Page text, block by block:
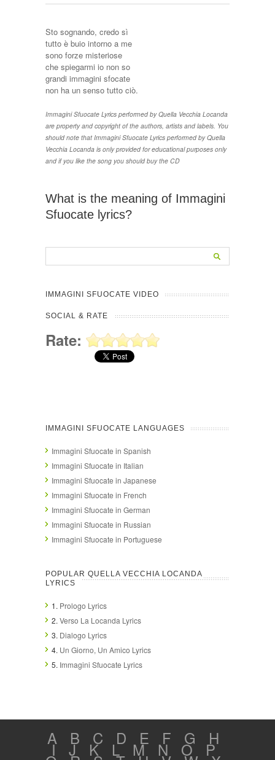
Sto sognando, credo sì
tutto è buio intorno a me
sono forze misteriose
che spiegarmi io non so
grandi immagini sfocate
non ha un senso tutto ciò.
Immagini Sfuocate Lyrics performed by Quella Vecchia Locanda
are property and copyright of the authors, artists and labels. You
should note that Immagini Sfuocate Lyrics performed by Quella
Vecchia Locanda is only provided for educational purposes only
and if you like the song you should buy the CD
What is the meaning of Immagini
Sfuocate lyrics?
IMMAGINI SFUOCATE VIDEO
SOCIAL & RATE
Rate:
IMMAGINI SFUOCATE LANGUAGES
Immagini Sfuocate in Spanish
Immagini Sfuocate in Italian
Immagini Sfuocate in Japanese
Immagini Sfuocate in French
Immagini Sfuocate in German
Immagini Sfuocate in Russian
Immagini Sfuocate in Portuguese
POPULAR QUELLA VECCHIA LOCANDA
LYRICS
1. Prologo Lyrics
2. Verso La Locanda Lyrics
3. Dialogo Lyrics
4. Un Giorno, Un Amico Lyrics
5. Immagini Sfuocate Lyrics
A B C D E F G H
I J K L M N O P